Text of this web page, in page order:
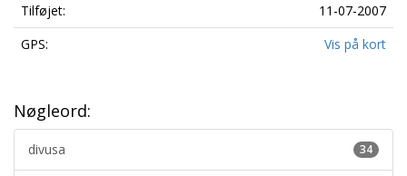
Tilføjet:
11-07-2007
GPS:
Vis på kort
Nøgleord:
34
divusa